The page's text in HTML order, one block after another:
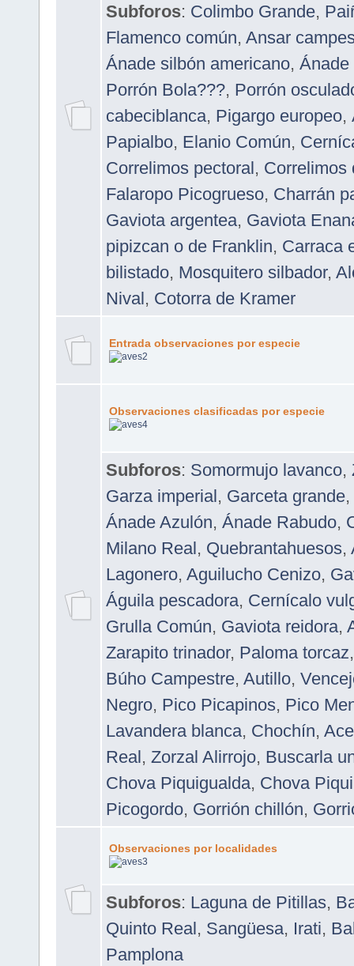
Subforos: Colimbo Grande,
Flamenco común, Ansar
Ánade silbón americano, Ánade
Porrón Bola???, Porrón
cabeciblanca, Pigargo europeo,
Papialbo, Elanio Común,
Correlimos pectoral, Correlimos
Falaropo Picogrueso, Charrán
Gaviota argentea, Gaviota
pipizcan o de Franklin, Carraca
bilistado, Mosquitero silbador,
Nival, Cotorra de Kramer
Entrada observaciones por especie
Observaciones clasificadas por especie
Subforos: Somormujo lavanco,
Garza imperial, Garceta grande,
Ánade Azulón, Ánade Rabudo,
Milano Real, Quebrantahuesos,
Lagonero, Aguilucho Cenizo,
Águila pescadora, Cernícalo
Grulla Común, Gaviota reidora,
Zarapito trinador, Paloma torcaz
Búho Campestre, Autillo,
Negro, Pico Picapinos, Pico
Lavandera blanca, Chochín,
Real, Zorzal Alirrojo, Buscarla
Chova Piquigualda, Chova
Picogordo, Gorrión chillón,
Observaciones por localidades
Subforos: Laguna de Pitillas,
Quinto Real, Sangüesa, Irati,
Pamplona